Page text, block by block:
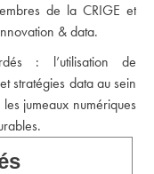
de la CRIGE et
& data.
: l’utilisation de
stratégies data au sein
jumeaux numériques